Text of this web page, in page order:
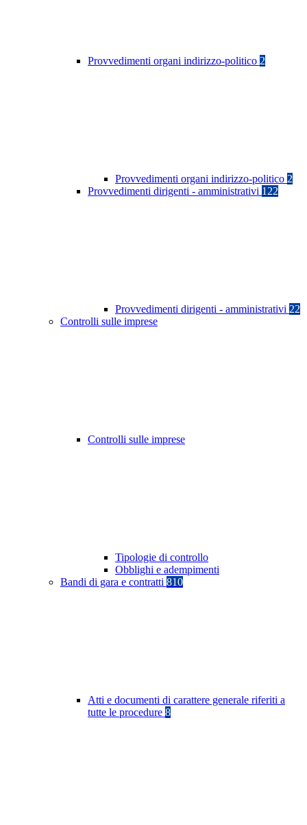
Provvedimenti organi indirizzo-politico 2
Provvedimenti organi indirizzo-politico 2
Provvedimenti dirigenti - amministrativi 122
Provvedimenti dirigenti - amministrativi 22
Controlli sulle imprese
Controlli sulle imprese
Tipologie di controllo
Obblighi e adempimenti
Bandi di gara e contratti 810
Atti e documenti di carattere generale riferiti a
tutte le procedure 8